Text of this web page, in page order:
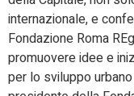
internazionale, e
Fondazione Roma
promuovere idee e
per lo sviluppo